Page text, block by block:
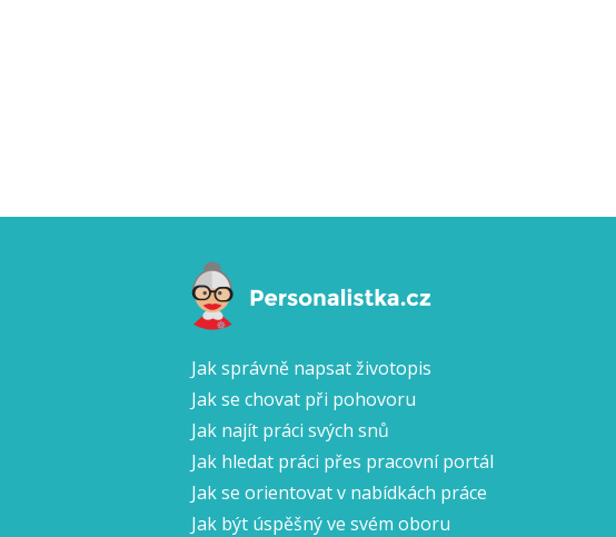
Jak správně napsat životopis
Jak se chovat při pohovoru
Jak najít práci svých snů
Jak hledat práci přes pracovní portál
Jak se orientovat v nabídkách práce
Jak být úspěšný ve svém oboru